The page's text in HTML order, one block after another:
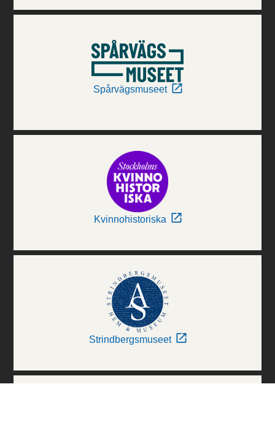
Spårvägsmuseet
Kvinnohistoriska
Strindbergsmuseet